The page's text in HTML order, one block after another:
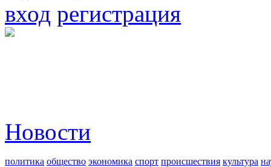
вход регистрация
Новости
политика общество экономика спорт происшествия культура